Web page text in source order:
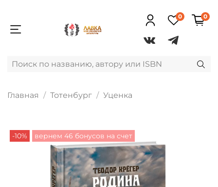
0 0
Главная Тотенбург Уценка
-10% вернем 46 бонусов на счет